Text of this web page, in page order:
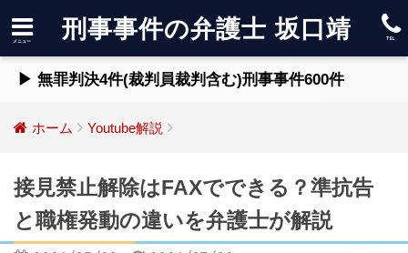
刑事事件の弁護士 坂口靖
▶ 無罪判決4件(裁判員裁判含む)刑事事件600件
ホーム Youtube解説
接見禁止解除はFAXでできる？準抗告
と職権発動の違いを弁護士が解説